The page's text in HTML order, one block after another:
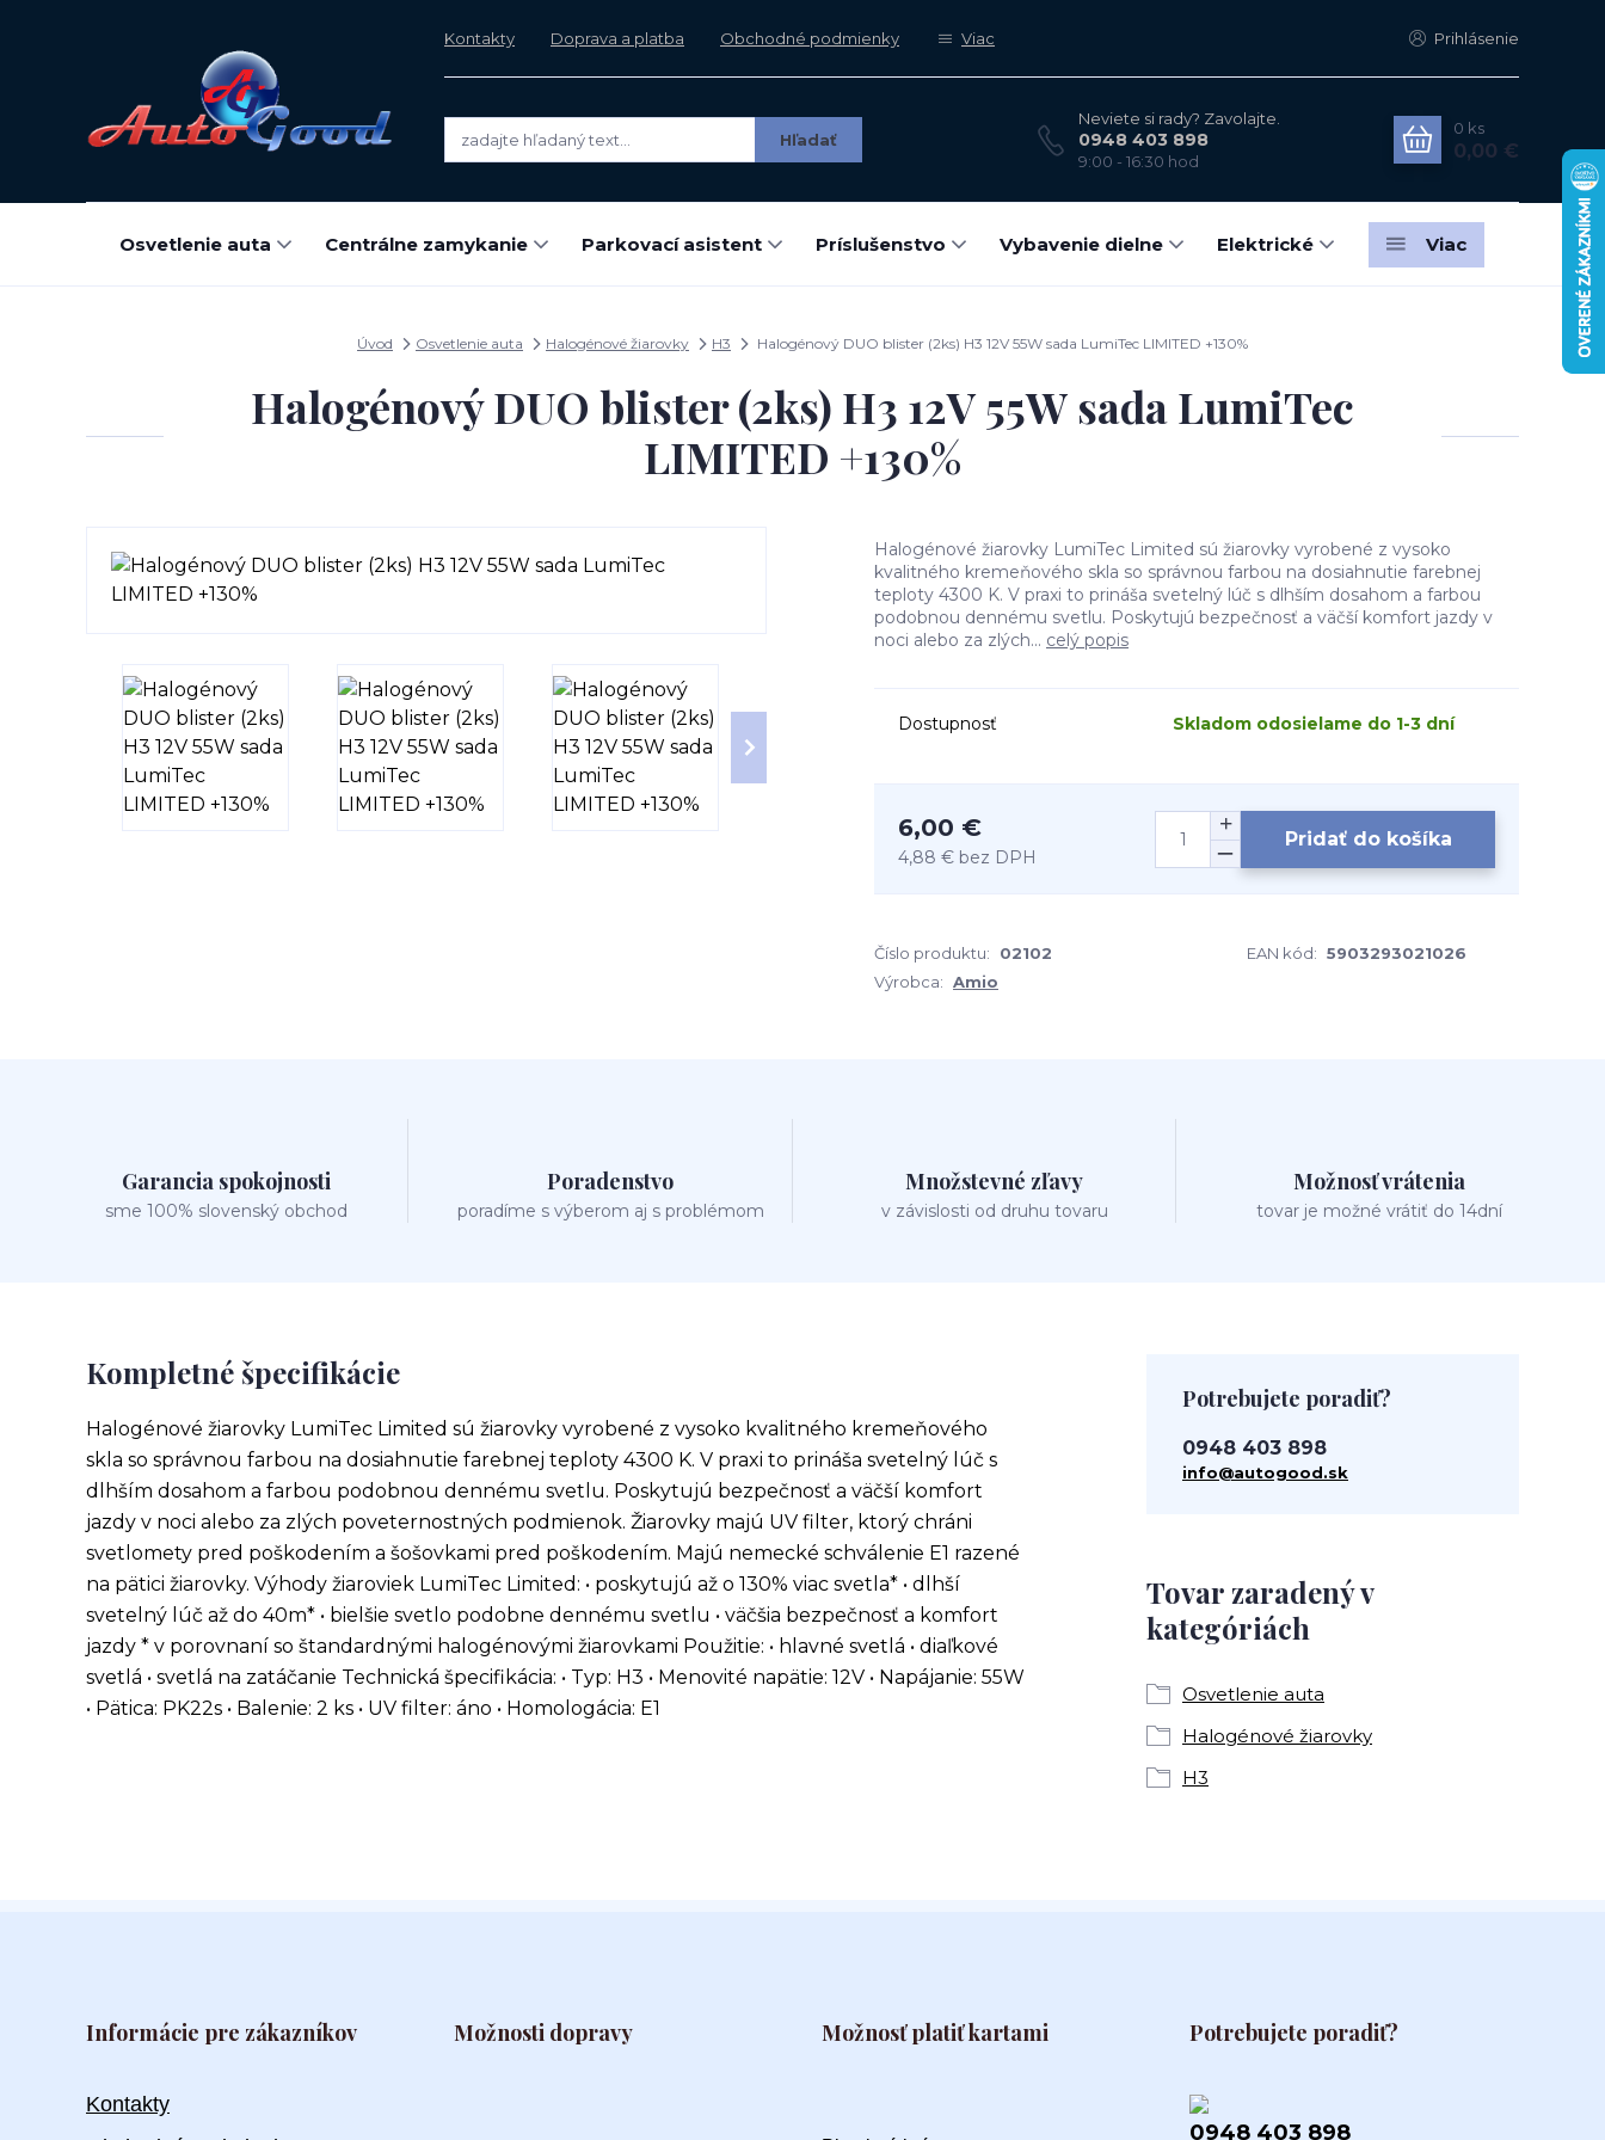
Kontakty Doprava a platba Obchodné podmienky Viac Prihlásenie
Hľadať
Neviete si rady? Zavolajte.
0948 403 898
9:00 - 16:30 hod
0 ks
0,00 €
Osvetlenie auta Centrálne zamykanie Parkovací asistent Príslušenstvo Vybavenie dielne Elektrické Viac
Úvod Osvetlenie auta Halogénové žiarovky H3 Halogénový DUO blister (2ks) H3 12V 55W sada LumiTec LIMITED +130%
Halogénový DUO blister (2ks) H3 12V 55W sada LumiTec
LIMITED +130%
Halogénové žiarovky LumiTec Limited sú žiarovky vyrobené z vysoko
kvalitného kremeňového skla so správnou farbou na dosiahnutie farebnej
teploty 4300 K. V praxi to prináša svetelný lúč s dlhším dosahom a farbou
podobnou dennému svetlu. Poskytujú bezpečnosť a väčší komfort jazdy v
noci alebo za zlých... celý popis
Dostupnosť Skladom odosielame do 1-3 dní
6,00 €
4,88 € bez DPH
Pridať do košíka
Číslo produktu: 02102 EAN kód: 5903293021026
Výrobca: Amio
Garancia spokojnosti
sme 100% slovenský obchod
Poradenstvo
poradíme s výberom aj s problémom
Množstevné zľavy
v závislosti od druhu tovaru
Možnosť vrátenia
tovar je možné vrátiť do 14dní
Kompletné špecifikácie
Halogénové žiarovky LumiTec Limited sú žiarovky vyrobené z vysoko kvalitného kremeňového
skla so správnou farbou na dosiahnutie farebnej teploty 4300 K. V praxi to prináša svetelný lúč s
dlhším dosahom a farbou podobnou dennému svetlu. Poskytujú bezpečnosť a väčší komfort
jazdy v noci alebo za zlých poveternostných podmienok. Žiarovky majú UV filter, ktorý chráni
svetlomety pred poškodením a šošovkami pred poškodením. Majú nemecké schválenie E1 razené
na pätici žiarovky. Výhody žiaroviek LumiTec Limited: • poskytujú až o 130% viac svetla* • dlhší
svetelný lúč až do 40m* • bielšie svetlo podobne dennému svetlu • väčšia bezpečnosť a komfort
jazdy * v porovnaní so štandardnými halogénovými žiarovkami Použitie: • hlavné svetlá • diaľkové
svetlá • svetlá na zatáčanie Technická špecifikácia: • Typ: H3 • Menovité napätie: 12V • Napájanie: 55W
• Pätica: PK22s • Balenie: 2 ks • UV filter: áno • Homologácia: E1
Tovar zaradený v
kategóriách
Osvetlenie auta
Halogénové žiarovky
H3
Potrebujete poradiť?
0948 403 898
info@autogood.sk
Informácie pre zákazníkov
Kontakty
Možnosti dopravy Možnosť platiť kartami Potrebujete poradiť?
0948 403 898